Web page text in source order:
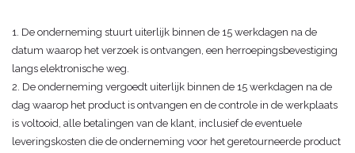
1. De onderneming stuurt uiterlijk binnen de 15 werkdagen na de
datum waarop het verzoek is ontvangen, een herroepingsbevestiging
langs elektronische weg.
2. De onderneming vergoedt uiterlijk binnen de 15 werkdagen na de
dag waarop het product is ontvangen en de controle in de werkplaats
is voltooid, alle betalingen van de klant, inclusief de eventuele
leveringskosten die de onderneming voor het geretourneerde product